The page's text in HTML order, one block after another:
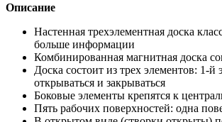
Описание
Настенная трехэлементная доска
больше информации
Комбинированная магнитная доска
Доска состоит из трех элементов: 1-
открываться и закрываться
Боковые элементы крепятся к
Пять рабочих поверхностей: одна